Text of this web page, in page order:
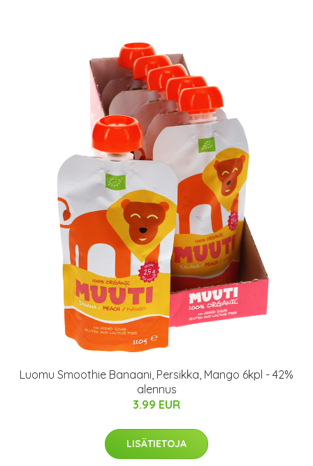
Luomu Smoothie Banaani, Persikka, Mango 6kpl - 42%
alennus
3.99 EUR
LISÄTIETOJA